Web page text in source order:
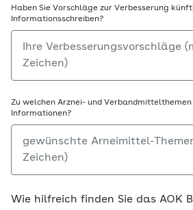
Haben Sie Vorschläge zur Verbesserung
Informationsschreiben?
Zu welchen Arznei- und
Informationen?
Wie hilfreich finden Sie das AOK